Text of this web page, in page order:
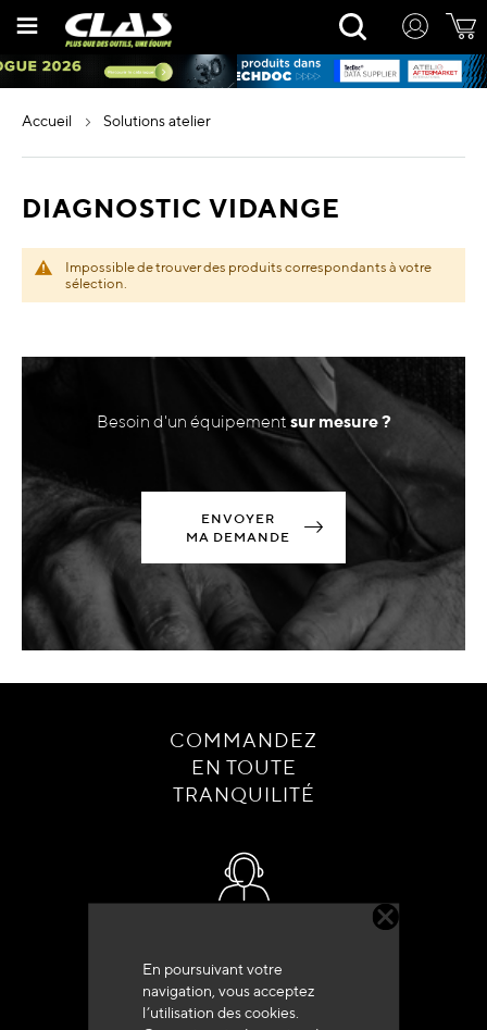
En poursuivant votre
navigation, vous acceptez
l’utilisation des cookies.
Rechercher
accueil solutions atelier
DIAGNOSTIC VIDANGE
Impossible de trouver des produits correspondants à votre
sélection.
Besoin d'un équipement sur mesure ?
ENVOYER
MA DEMANDE
COMMANDEZ
EN TOUTE
TRANQUILITÉ
+33 (0)4 79 72 62 22 Taper 1